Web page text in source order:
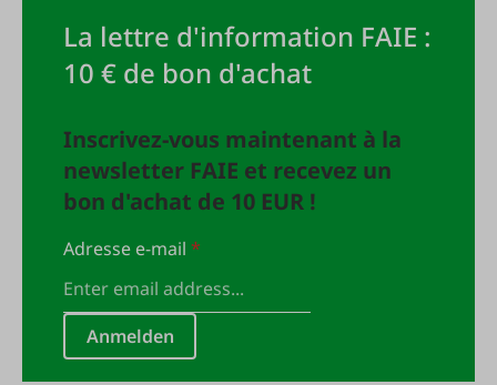
La lettre d'information FAIE :
10 € de bon d'achat
Inscrivez-vous maintenant à la
newsletter FAIE et recevez un
bon d'achat de 10 EUR !
Adresse e-mail*
Anmelden